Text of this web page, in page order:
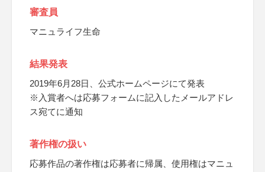
審査員
マニュライフ生命
結果発表
2019年6月28日、公式ホームページにて発表
※入賞者へは応募フォームに記入したメールアドレ
ス宛てに通知
著作権の扱い
応募作品の著作権は応募者に帰属、使用権はマニュ